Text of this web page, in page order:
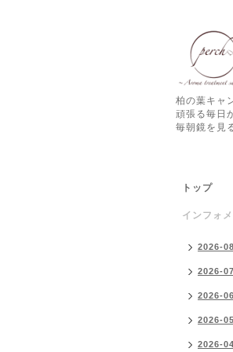
柏の葉キャ
頑張る毎日
毎朝鏡を見
トップ
インフォ
2026-08
2026-07
2026-06
2026-05
2026-04